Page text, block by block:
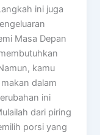
ini juga
Masa Depan
kamu
dalam
ini
dari piring
porsi yang